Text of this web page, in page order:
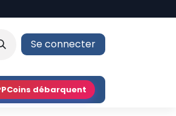
Se connecter
débarquent